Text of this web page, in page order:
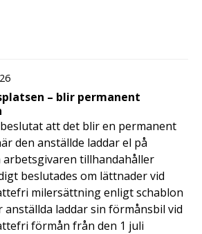
– blir permanent
att det blir en permanent
den anställde laddar el på
tillhandahåller
beslutades om lättnader vid
milersättning enligt schablon
anställda laddar sin förmånsbil vid
förmån från den 1 juli